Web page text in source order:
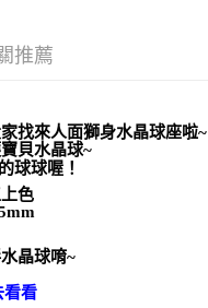
推薦
找來人面獅身水晶球座啦~
貝水晶球~
球球喔！
色
晶球唷~
看看